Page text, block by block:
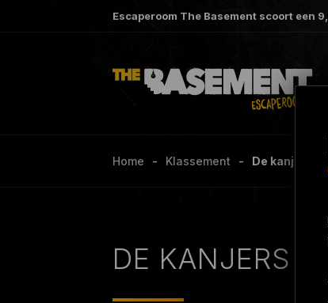
Escaperoom The Basement scoort een
Home Klassement De kanjers
DE KANJERS